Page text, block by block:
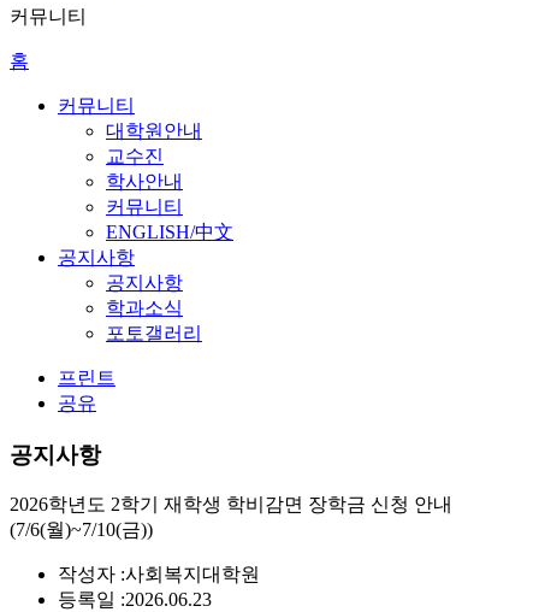
커뮤니티
홈
커뮤니티
대학원안내
교수진
학사안내
커뮤니티
ENGLISH/中文
공지사항
공지사항
학과소식
포토갤러리
프린트
공유
공지사항
2026학년도 2학기 재학생 학비감면 장학금 신청 안내
(7/6(월)~7/10(금))
작성자 :사회복지대학원
등록일 :2026.06.23